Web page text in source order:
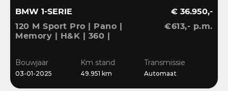
BMW 1-SERIE
120 M Sport Pro | Pano |
Memory | H&K | 360 |
El.klep | 18”
€ 36.950,-
€613,- p.m.
Bouwjaar
03-01-2025
Km stand
49.951 km
Transmissie
Automaat